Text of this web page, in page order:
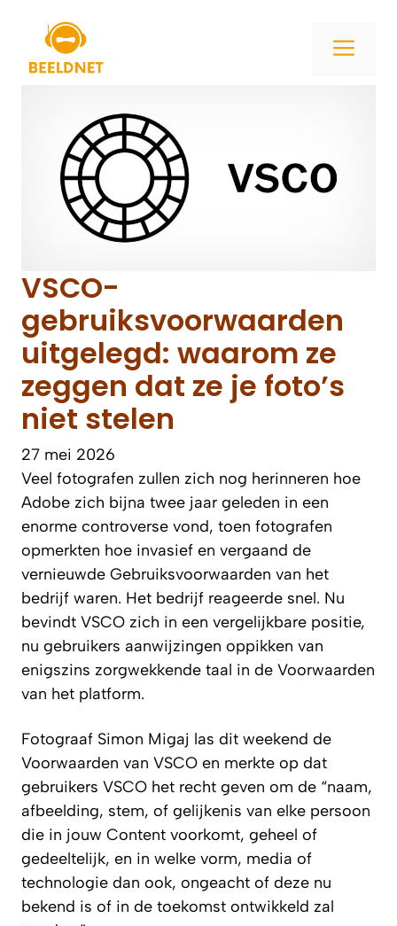
VSCO-
gebruiksvoorwaarden
uitgelegd: waarom ze
zeggen dat ze je foto’s
niet stelen
27 mei 2026
Veel fotografen zullen zich nog herinneren hoe
Adobe zich bijna twee jaar geleden in een
enorme controverse vond, toen fotografen
opmerkten hoe invasief en vergaand de
vernieuwde Gebruiksvoorwaarden van het
bedrijf waren. Het bedrijf reageerde snel. Nu
bevindt VSCO zich in een vergelijkbare positie,
nu gebruikers aanwijzingen oppikken van
enigszins zorgwekkende taal in de Voorwaarden
van het platform.
Fotograaf Simon Migaj las dit weekend de
Voorwaarden van VSCO en merkte op dat
gebruikers VSCO het recht geven om de “naam,
afbeelding, stem, of gelijkenis van elke persoon
die in jouw Content voorkomt, geheel of
gedeeltelijk, en in welke vorm, media of
technologie dan ook, ongeacht of deze nu
bekend is of in de toekomst ontwikkeld zal